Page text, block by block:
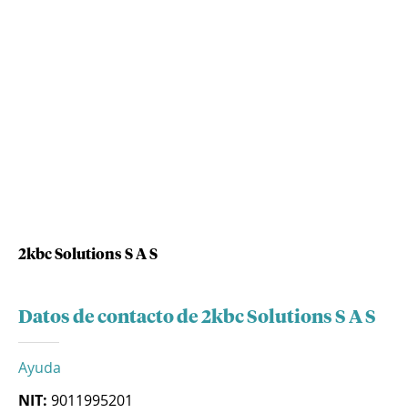
2kbc Solutions S A S
Datos de contacto de 2kbc Solutions S A S
Ayuda
NIT: 9011995201